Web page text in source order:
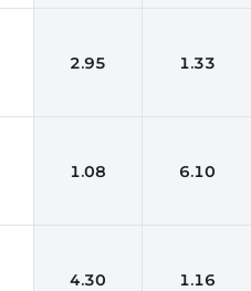
2.95 1.33
1.08 6.10
4.30 1.16